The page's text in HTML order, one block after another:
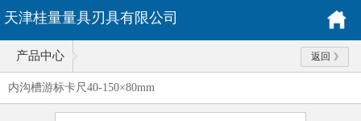
天津桂量量具刃具有限公司
产品中心 返回
内沟槽游标卡尺40-150×80mm